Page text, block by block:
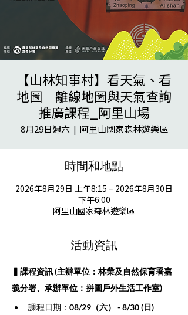
【山林知事村】看天氣、看
地圖｜離線地圖與天氣查詢
推廣課程_阿里山場
8月29日週六
  |
阿里山國家森林遊樂區
時間和地點
2026年8月29日 上午8:15 – 2026年8月30日
下午6:00
阿里山國家森林遊樂區
活動資訊
▍課程資訊 (主辦單位：林業及自然保育署嘉
義分署、承辦單位：拼圖戶外生活工作室)
課程日期： 08/29（六） - 8/30 (日)